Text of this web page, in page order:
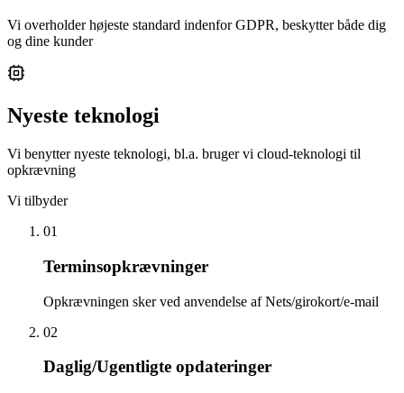
Vi overholder højeste standard indenfor GDPR, beskytter både dig
og dine kunder
Nyeste teknologi
Vi benytter nyeste teknologi, bl.a. bruger vi cloud-teknologi til
opkrævning
Vi tilbyder
01
Terminsopkrævninger
Opkrævningen sker ved anvendelse af Nets/girokort/e-mail
02
Daglig/Ugentligte opdateringer